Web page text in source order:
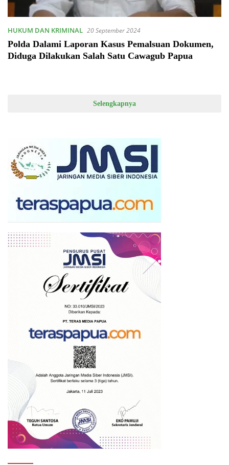
HUKUM DAN KRIMINAL 20 September 2024
Polda Dalami Laporan Kasus Pemalsuan Dokumen,
Diduga Dilakukan Salah Satu Cawagub Papua
Selengkapnya